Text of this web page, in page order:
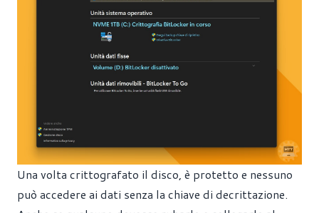
Una volta crittografato il disco, è protetto e nessuno
può accedere ai dati senza la chiave di decrittazione.